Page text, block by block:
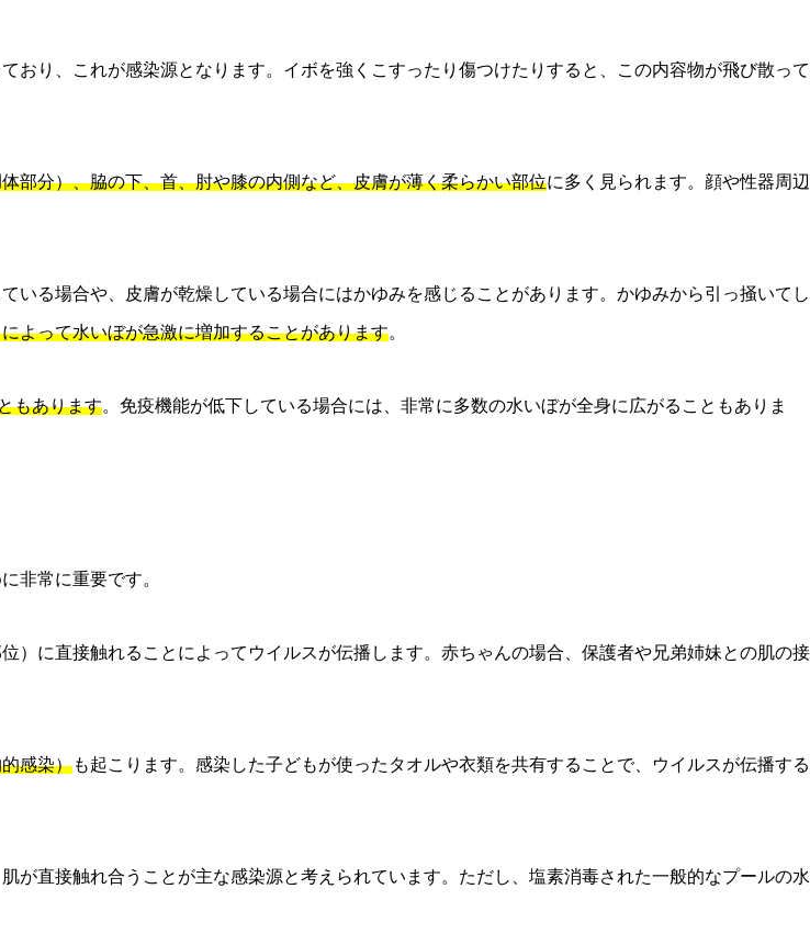
り、これが感染源となります。イボを強くこすったり傷つけたりすると、この内容物が飛び散って
部分）、脇の下、首、肘や膝の内側など、皮膚が薄く柔らかい部位に多く見られます。顔や性器周辺
る場合や、皮膚が乾燥している場合にはかゆみを感じることがあります。かゆみから引っ掻いてし
よって水いぼが急激に増加することがあります。
もあります。免疫機能が低下している場合には、非常に多数の水いぼが全身に広がることもありま
非常に重要です。
）に直接触れることによってウイルスが伝播します。赤ちゃんの場合、保護者や兄弟姉妹との肌の接
感染）も起こります。感染した子どもが使ったタオルや衣類を共有することで、ウイルスが伝播する
が直接触れ合うことが主な感染源と考えられています。ただし、塩素消毒された一般的なプールの水